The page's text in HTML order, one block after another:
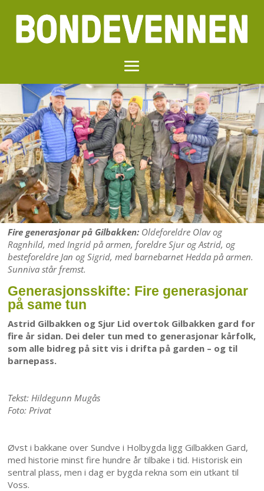
Fire generasjonar på Gilbakken: Oldeforeldre Olav og
Ragnhild, med Ingrid på armen, foreldre Sjur og Astrid, og
besteforeldre Jan og Sigrid, med barnebarnet Hedda på armen.
Sunniva står fremst.
Generasjonsskifte: Fire generasjonar
på same tun
Astrid Gilbakken og Sjur Lid overtok Gilbakken gard for
fire år sidan. Dei deler tun med to generasjonar kårfolk,
som alle bidreg på sitt vis i drifta på garden – og til
barnepass.
Tekst: Hildegunn Mugås
Foto: Privat
Øvst i bakkane over Sundve i Holbygda ligg Gilbakken Gard,
med historie minst fire hundre år tilbake i tid. Historisk ein
sentral plass, men i dag er bygda rekna som ein utkant til
Voss.